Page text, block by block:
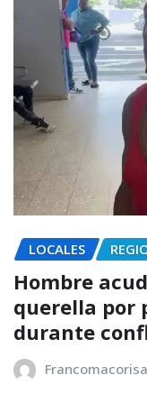
LOCALES
Hombre
querella por
durante